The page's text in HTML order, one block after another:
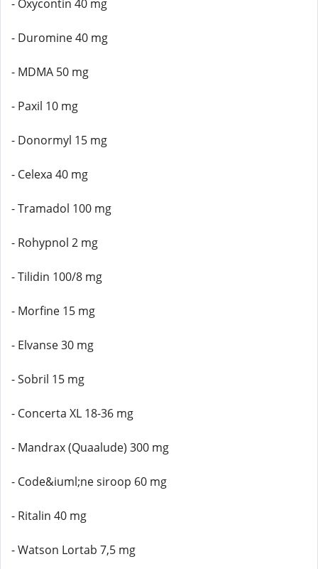
- Oxycontin 40 mg
- Duromine 40 mg
- MDMA 50 mg
- Paxil 10 mg
- Donormyl 15 mg
- Celexa 40 mg
- Tramadol 100 mg
- Rohypnol 2 mg
- Tilidin 100/8 mg
- Morfine 15 mg
- Elvanse 30 mg
- Sobril 15 mg
- Concerta XL 18-36 mg
- Mandrax (Quaalude) 300 mg
- Code&iuml;ne siroop 60 mg
- Ritalin 40 mg
- Watson Lortab 7,5 mg